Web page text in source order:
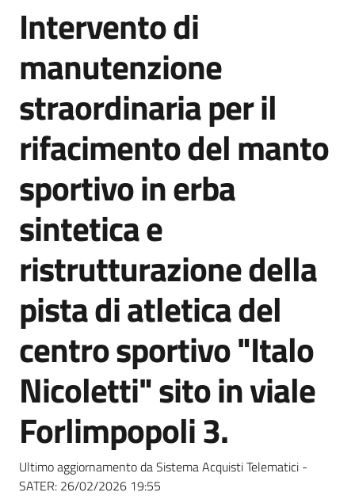
strumenti
Supporto
Piattaforme
telematiche
English
site
Seguici
su
Salta al contenuto
Intervento di
manutenzione
straordinaria per il
rifacimento del manto
sportivo in erba
sintetica e
ristrutturazione della
pista di atletica del
centro sportivo "Italo
Nicoletti" sito in viale
Forlimpopoli 3.
Ultimo aggiornamento da Sistema Acquisti Telematici -
SATER: 26/02/2026 19:55